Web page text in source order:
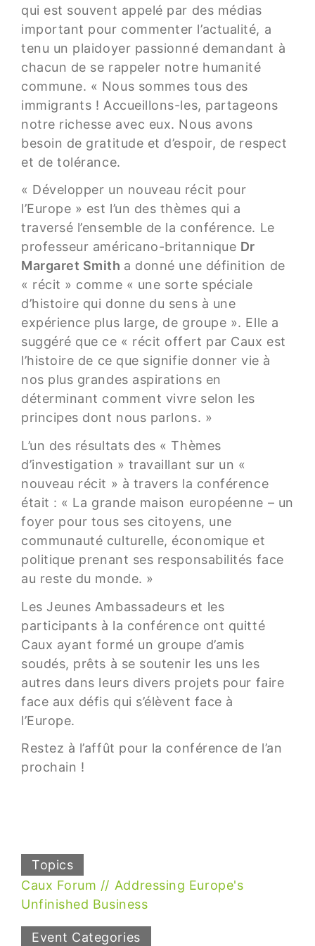
qui est souvent appelé par des médias
important pour commenter l’actualité, a
tenu un plaidoyer passionné demandant à
chacun de se rappeler notre humanité
commune. « Nous sommes tous des
immigrants ! Accueillons-les, partageons
notre richesse avec eux. Nous avons
besoin de gratitude et d’espoir, de respect
et de tolérance.
« Développer un nouveau récit pour
l’Europe » est l’un des thèmes qui a
traversé l’ensemble de la conférence. Le
professeur américano-britannique Dr
Margaret Smith a donné une définition de
« récit » comme « une sorte spéciale
d’histoire qui donne du sens à une
expérience plus large, de groupe ». Elle a
suggéré que ce « récit offert par Caux est
l’histoire de ce que signifie donner vie à
nos plus grandes aspirations en
déterminant comment vivre selon les
principes dont nous parlons. »
L’un des résultats des « Thèmes
d’investigation » travaillant sur un «
nouveau récit » à travers la conférence
était : « La grande maison européenne – un
foyer pour tous ses citoyens, une
communauté culturelle, économique et
politique prenant ses responsabilités face
au reste du monde. »
Les Jeunes Ambassadeurs et les
participants à la conférence ont quitté
Caux ayant formé un groupe d’amis
soudés, prêts à se soutenir les uns les
autres dans leurs divers projets pour faire
face aux défis qui s’élèvent face à
l’Europe.
Restez à l’affût pour la conférence de l’an
prochain !
Topics
Caux Forum
Addressing Europe's
Unfinished Business
Event Categories